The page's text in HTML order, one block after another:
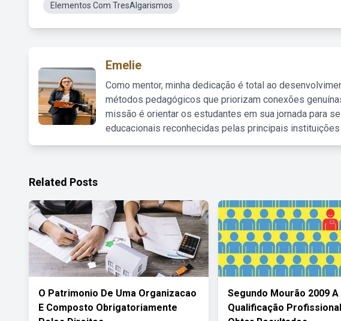
Elementos Com TresAlgarismos
Emelie
Como mentor, minha dedicação é total ao
métodos pedagógicos que priorizam conexões
missão é orientar os estudantes em sua jornada para
educacionais reconhecidas pelas principais
Related Posts
O Patrimonio De Uma Organizacao
E Composto Obrigatoriamente
Segundo Mourão 2009 A
Qualificação